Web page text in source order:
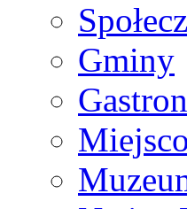
Gminy